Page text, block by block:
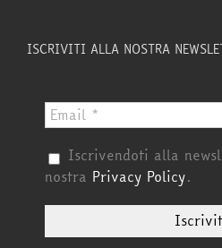
ISCRIVITI ALLA NOSTRA
Iscrivendoti alla
nostra Privacy Policy.